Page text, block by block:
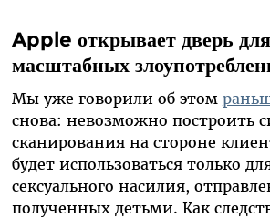
Apple открывает дверь
масштабных
Мы уже говорили об этом
снова: невозможно построить
сканирования на стороне
будет использоваться только
сексуального насилия,
полученных детьми. Как